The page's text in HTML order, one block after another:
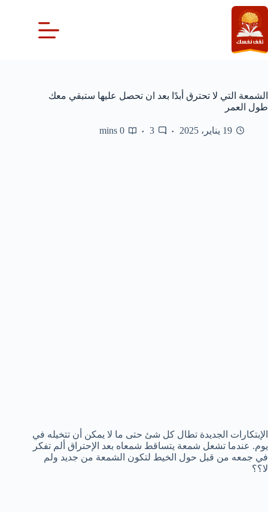
التجاوز
إلى
المحتوى
الشمعة التي لا تحترق أبدًا بعد ان تحصل عليها ستبقي معك
طول العمر
19 يناير، 2025 3
0 mins
الإبتكارات الجديدة تطال كل شئ حتى ما لا يمكن أن تتخيله في
يوم. عندما تشعل شمعة يتساقط شمعاه بعد الإحتراق ألم تفكر
في جمعه من قبل حول الخيط لتكون الشمعة من جديد ولم
لا؟؟